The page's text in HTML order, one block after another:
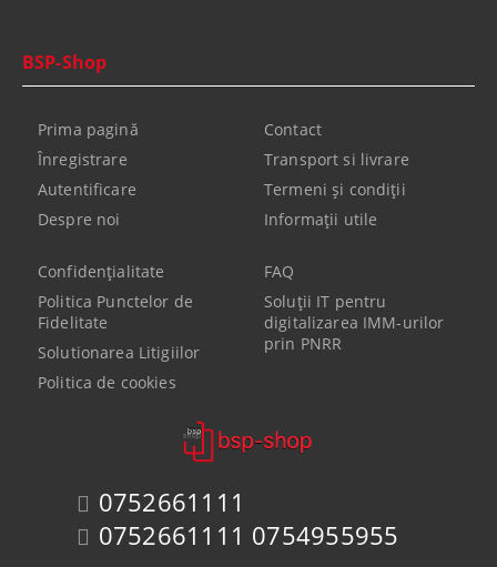
0752661111
0752661111 0754955955
BSP-Shop
Prima pagină
Înregistrare
Autentificare
Despre noi
Contact
Transport si livrare
Termeni şi condiţii
Informaţii utile
Confidenţialitate
Politica Punctelor de
Fidelitate
Solutionarea Litigiilor
Politica de cookies
FAQ
Soluții IT pentru
digitalizarea IMM-urilor
prin PNRR